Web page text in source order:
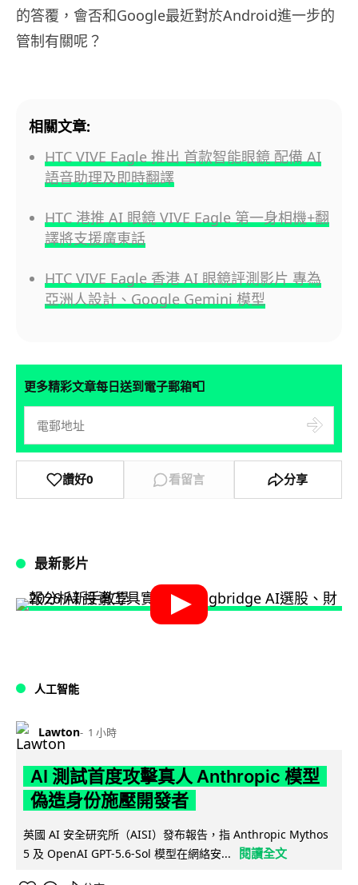
的答覆，會否和Google最近對於Android進一步的
管制有關呢？
相關文章:
HTC VIVE Eagle 推出 首款智能眼鏡 配備 AI
語音助理及即時翻譯
HTC 港推 AI 眼鏡 VIVE Eagle 第一身相機+翻
譯將支援廣東話
HTC VIVE Eagle 香港 AI 眼鏡評測影片 專為
亞洲人設計、Google Gemini 模型
更多精彩文章每日送到電子郵箱📮
讚好0 看留言 分享
最新影片
人工智能
Lawton 1 小時
AI 測試首度攻擊真人 Anthropic 模型
偽造身份施壓開發者
英國 AI 安全研究所（AISI）發布報告，指 Anthropic Mythos
5 及 OpenAI GPT-5.6-Sol 模型在網絡安...
閱讀全文